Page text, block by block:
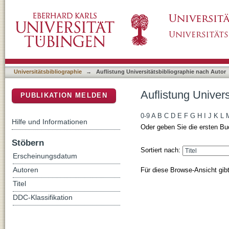
Universitätsbibliographie → Auflistung Universitätsbibliographie nach Autor
Auflistung
0-9 A B C D E F G H J K L
Oder geben Sie die ersten
Sortiert nach:
Für diese Browse-Ansicht
PUBLIKATION MELDEN
Hilfe und Informationen
Stöbern
Erscheinungsdatum
Autoren
Titel
DDC-Klassifikation